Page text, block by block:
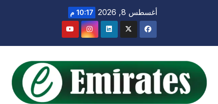
أغسطس 8, 2026 10:17 م